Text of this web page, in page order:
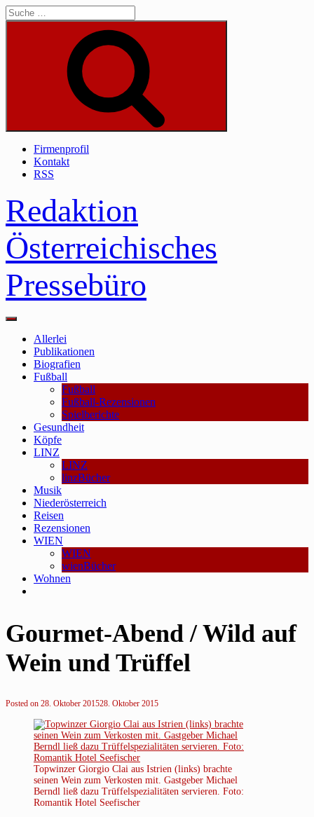
Skip
to
Suche
Firmenprofil
Kontakt
RSS
Redaktion
Österreichisches
Pressebüro
Main
Allerlei
Publikationen
Biografien
Fußball
Fußball
Fußball-Rezensionen
Spielberichte
Gesundheit
Köpfe
LINZ
LINZ
linzBücher
Musik
Niederösterreich
Reisen
Rezensionen
WIEN
WIEN
wienBücher
Wohnen
Gourmet-Abend / Wild auf
Wein und Trüffel
Posted on 28. Oktober 201528. Oktober 2015
Topwinzer Giorgio Clai aus Istrien (links) brachte
seinen Wein zum Verkosten mit. Gastgeber Michael
Berndl ließ dazu Trüffelspezialitäten servieren. Foto:
Romantik Hotel Seefischer